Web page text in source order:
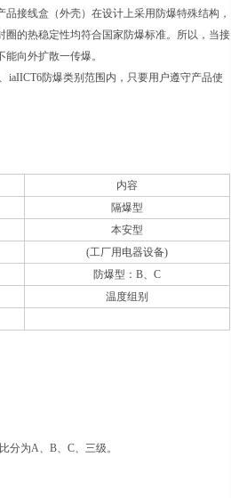
接线盒（外壳）在设计上采用防爆特殊结构，
的热稳定性均符合国家防爆标准。所以，当接
向外扩散一传爆。
iaIICT6防爆类别范围内，只要用户遵守产品使
内容
隔爆型
本安型
(工厂用电器设备)
防爆型：B、C
温度组别
分为A、B、C、三级。